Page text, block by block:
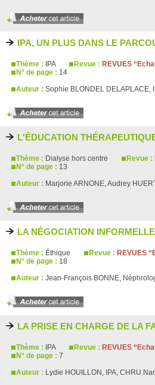
IPA, UN PLUS DANS LE
Thème : IPA Revue : REVUES
N° de page : 14
Auteur : Sophie BLONDEL DELAPLACE,
L'ÉDUCATION
Thème : Dialyse hors centre Revue :
N° de page : 13
Auteur : Marjorie ARNONE, Audrey
LA NÉGOCIATION
Thème : Éthique Revue : REVUES
N° de page : 18
Auteur : Jean-François BONNE,
LA PRISE EN CHARGE DE LA
Thème : IPA Revue : REVUES
N° de page : 7
Auteur : Lydie HOUILLON, IPA, CHRU